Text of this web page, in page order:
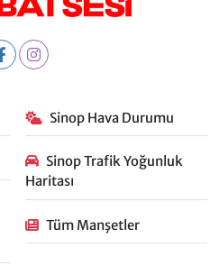
Sinop Hava Durumu
Sinop Trafik Yoğunluk
Haritası
Tüm Manşetler